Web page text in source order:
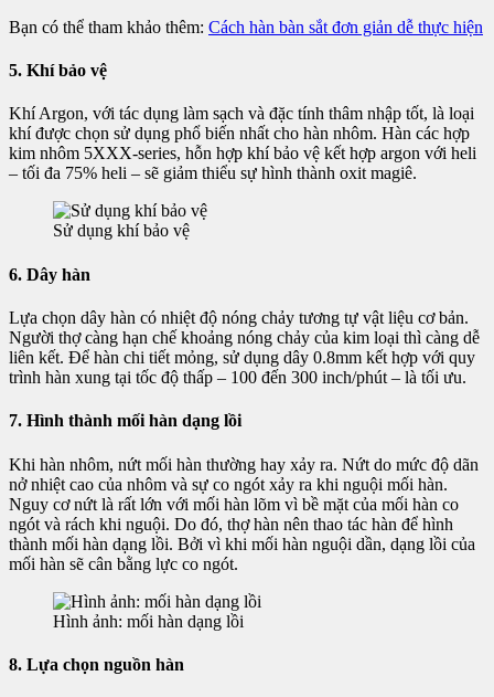
Bạn có thể tham khảo thêm: Cách hàn bàn sắt đơn giản dễ thực hiện
5. Khí bảo vệ
Khí Argon, với tác dụng làm sạch và đặc tính thâm nhập tốt, là loại
khí được chọn sử dụng phổ biến nhất cho hàn nhôm. Hàn các hợp
kim nhôm 5XXX-series, hỗn hợp khí bảo vệ kết hợp argon với heli
– tối đa 75% heli – sẽ giảm thiểu sự hình thành oxit magiê.
Sử dụng khí bảo vệ
6. Dây hàn
Lựa chọn dây hàn có nhiệt độ nóng chảy tương tự vật liệu cơ bản.
Người thợ càng hạn chế khoảng nóng chảy của kim loại thì càng dễ
liên kết. Để hàn chi tiết mỏng, sử dụng dây 0.8mm kết hợp với quy
trình hàn xung tại tốc độ thấp – 100 đến 300 inch/phút – là tối ưu.
7. Hình thành mối hàn dạng lồi
Khi hàn nhôm, nứt mối hàn thường hay xảy ra. Nứt do mức độ dãn
nở nhiệt cao của nhôm và sự co ngót xảy ra khi nguội mối hàn.
Nguy cơ nứt là rất lớn với mối hàn lõm vì bề mặt của mối hàn co
ngót và rách khi nguội. Do đó, thợ hàn nên thao tác hàn để hình
thành mối hàn dạng lồi. Bởi vì khi mối hàn nguội dần, dạng lồi của
mối hàn sẽ cân bằng lực co ngót.
Hình ảnh: mối hàn dạng lồi
8. Lựa chọn nguồn hàn